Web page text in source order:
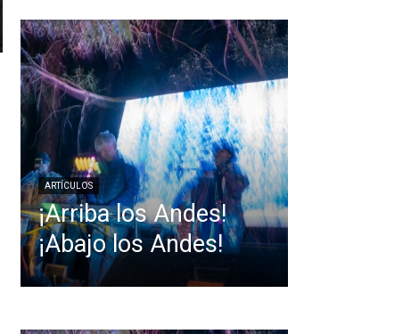
ARTÍCULOS
¡Arriba los Andes!
¡Abajo los Andes!